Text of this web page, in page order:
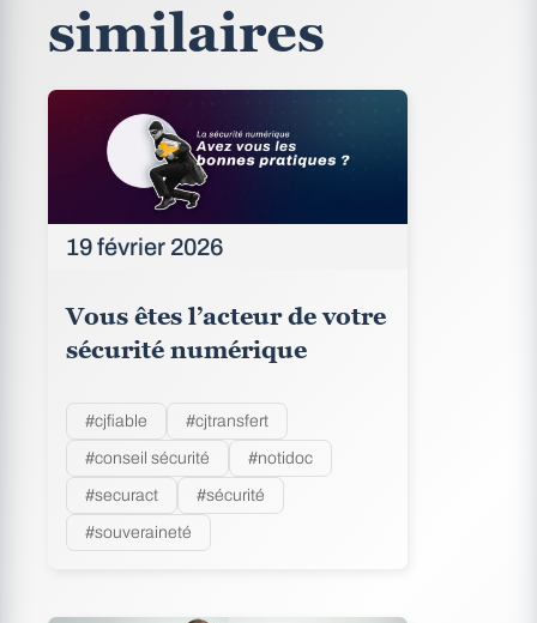
similaires
19 février 2026
Vous êtes l’acteur de votre
sécurité numérique
#cjfiable #cjtransfert
#conseil sécurité #notidoc
#securact #sécurité
#souveraineté